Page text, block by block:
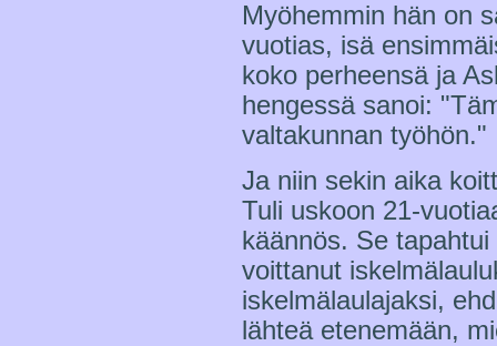
Myöhemmin hän on
vuotias, isä
koko perheensä ja
hengessä sanoi:
valtakunnan työhön."
Ja niin sekin aika
Tuli uskoon 21-
käännös. Se
voittanut
iskelmälaulajaksi,
lähteä etenemään,